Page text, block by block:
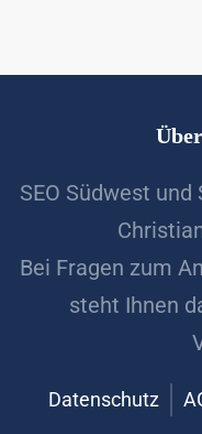
SEO Südwest
Bei Fragen zum
steht Ihnen
Datenschutz